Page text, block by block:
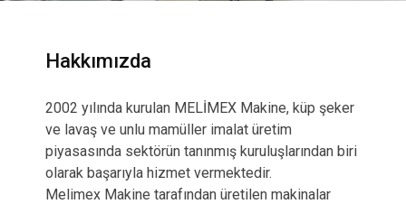
Hakkımızda
2002 yılında kurulan MELİMEX Makine, küp şeker
ve lavaş ve unlu mamüller imalat üretim
piyasasında sektörün tanınmış kuruluşlarından biri
olarak başarıyla hizmet vermektedir.
Melimex Makine tarafından üretilen makinalar